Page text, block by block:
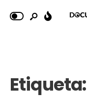
Etiqueta: